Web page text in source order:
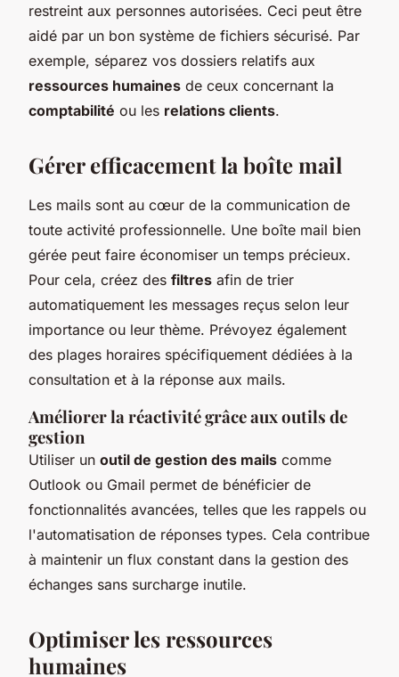
restreint aux personnes autorisées. Ceci peut être
aidé par un bon système de fichiers sécurisé. Par
exemple, séparez vos dossiers relatifs aux
ressources humaines de ceux concernant la
comptabilité ou les relations clients.
Gérer efficacement la boîte mail
Les mails sont au cœur de la communication de
toute activité professionnelle. Une boîte mail bien
gérée peut faire économiser un temps précieux.
Pour cela, créez des filtres afin de trier
automatiquement les messages reçus selon leur
importance ou leur thème. Prévoyez également
des plages horaires spécifiquement dédiées à la
consultation et à la réponse aux mails.
Améliorer la réactivité grâce aux outils de
gestion
Utiliser un outil de gestion des mails comme
Outlook ou Gmail permet de bénéficier de
fonctionnalités avancées, telles que les rappels ou
l'automatisation de réponses types. Cela contribue
à maintenir un flux constant dans la gestion des
échanges sans surcharge inutile.
Optimiser les ressources
humaines